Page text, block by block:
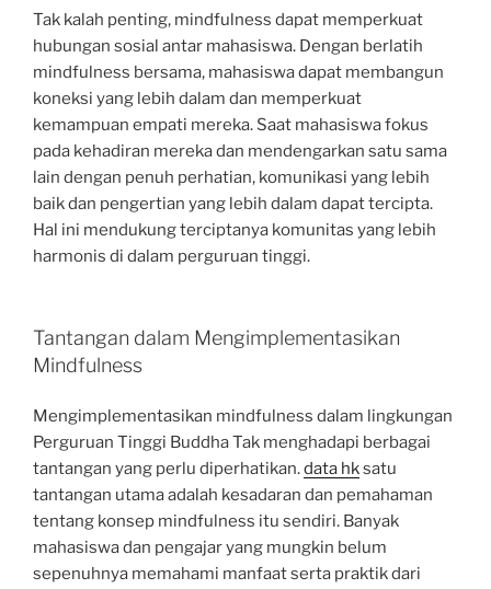
Tak kalah penting, mindfulness dapat memperkuat
hubungan sosial antar mahasiswa. Dengan berlatih
mindfulness bersama, mahasiswa dapat membangun
koneksi yang lebih dalam dan memperkuat
kemampuan empati mereka. Saat mahasiswa fokus
pada kehadiran mereka dan mendengarkan satu sama
lain dengan penuh perhatian, komunikasi yang lebih
baik dan pengertian yang lebih dalam dapat tercipta.
Hal ini mendukung terciptanya komunitas yang lebih
harmonis di dalam perguruan tinggi.
Tantangan dalam Mengimplementasikan
Mindfulness
Mengimplementasikan mindfulness dalam lingkungan
Perguruan Tinggi Buddha Tak menghadapi berbagai
tantangan yang perlu diperhatikan.data hksatu
tantangan utama adalah kesadaran dan pemahaman
tentang konsep mindfulness itu sendiri. Banyak
mahasiswa dan pengajar yang mungkin belum
sepenuhnya memahami manfaat serta praktik dari